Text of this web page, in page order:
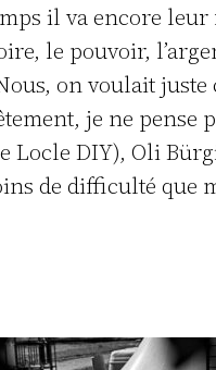
il va encore
le pouvoir,
on voulait
je ne pense
Locle DIY), Oli
de difficulté que